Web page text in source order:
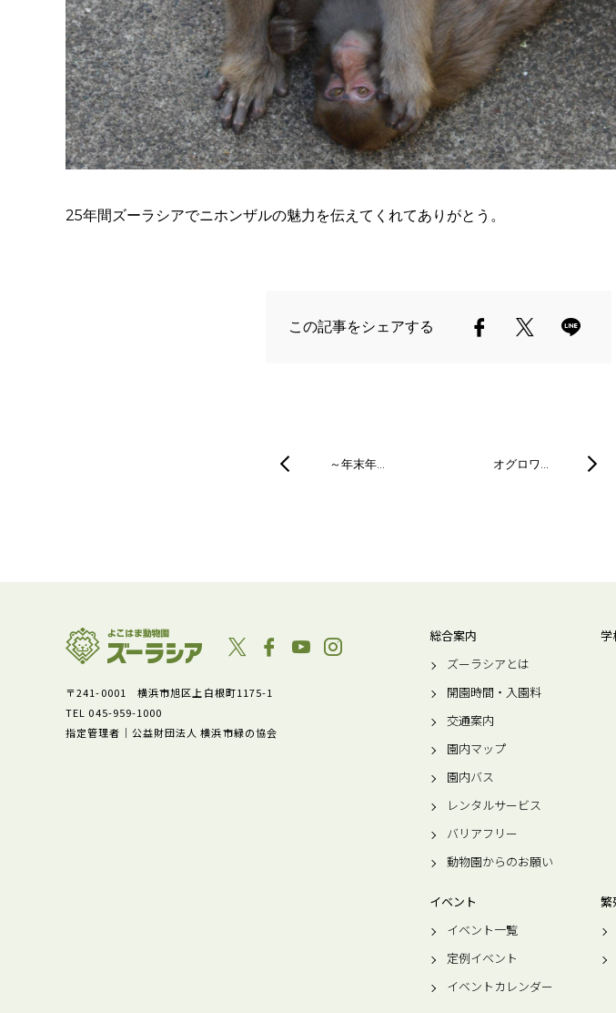
25年間ズーラシアでニホンザルの魅力を伝えてくれてありがとう。
この記事をシェアする
～年末年… オグロワ…
〒241-0001 横浜市旭区上白根町1175-1
TEL 045-959-1000
指定管理者｜公益財団法人 横浜市緑の協会
総合案内
ズーラシアとは
開園時間・入園料
交通案内
園内マップ
園内バス
レンタルサービス
バリアフリー
動物園からのお願い
学
イベント
イベント一覧
定例イベント
イベントカレンダー
繁